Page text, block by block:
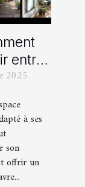
entre
une
et un
pour
?
2025
à ses
son
offrir un